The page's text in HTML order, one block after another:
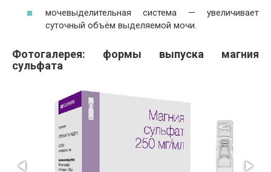
мочевыделительная система — увеличивает
суточный объём выделяемой мочи.
Фотогалерея: формы выпуска магния
сульфата